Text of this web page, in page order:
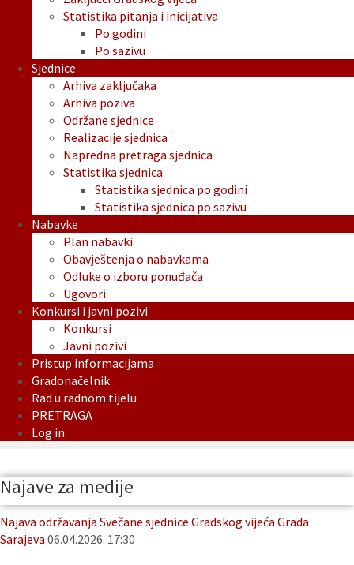
Statistika pitanja i inicijativa
Po godini
Po sazivu
Sjednice
Arhiva zaključaka
Arhiva poziva
Održane sjednice
Realizacije sjednica
Napredna pretraga sjednica
Statistika sjednica
Statistika sjednica po godini
Statistika sjednica po sazivu
Nabavke
Plan nabavki
Obavještenja o nabavkama
Odluke o izboru ponuđača
Ugovori
Konkursi i javni pozivi
Konkursi
Javni pozivi
Pristup informacijama
Gradonačelnik
Rad u radnom tijelu
PRETRAGA
Log in
Najave za medije
Najava održavanja Svečane sjednice Gradskog vijeća Grada
Sarajeva 06.04.2026. 17:30